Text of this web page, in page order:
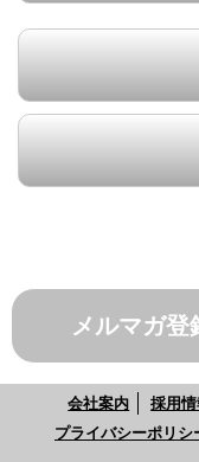
メルマガ登
会社案内 採用情
プライバシーポリシ